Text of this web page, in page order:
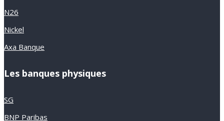
N26
Nickel
Axa Banque
Les banques physiques
SG
BNP Paribas